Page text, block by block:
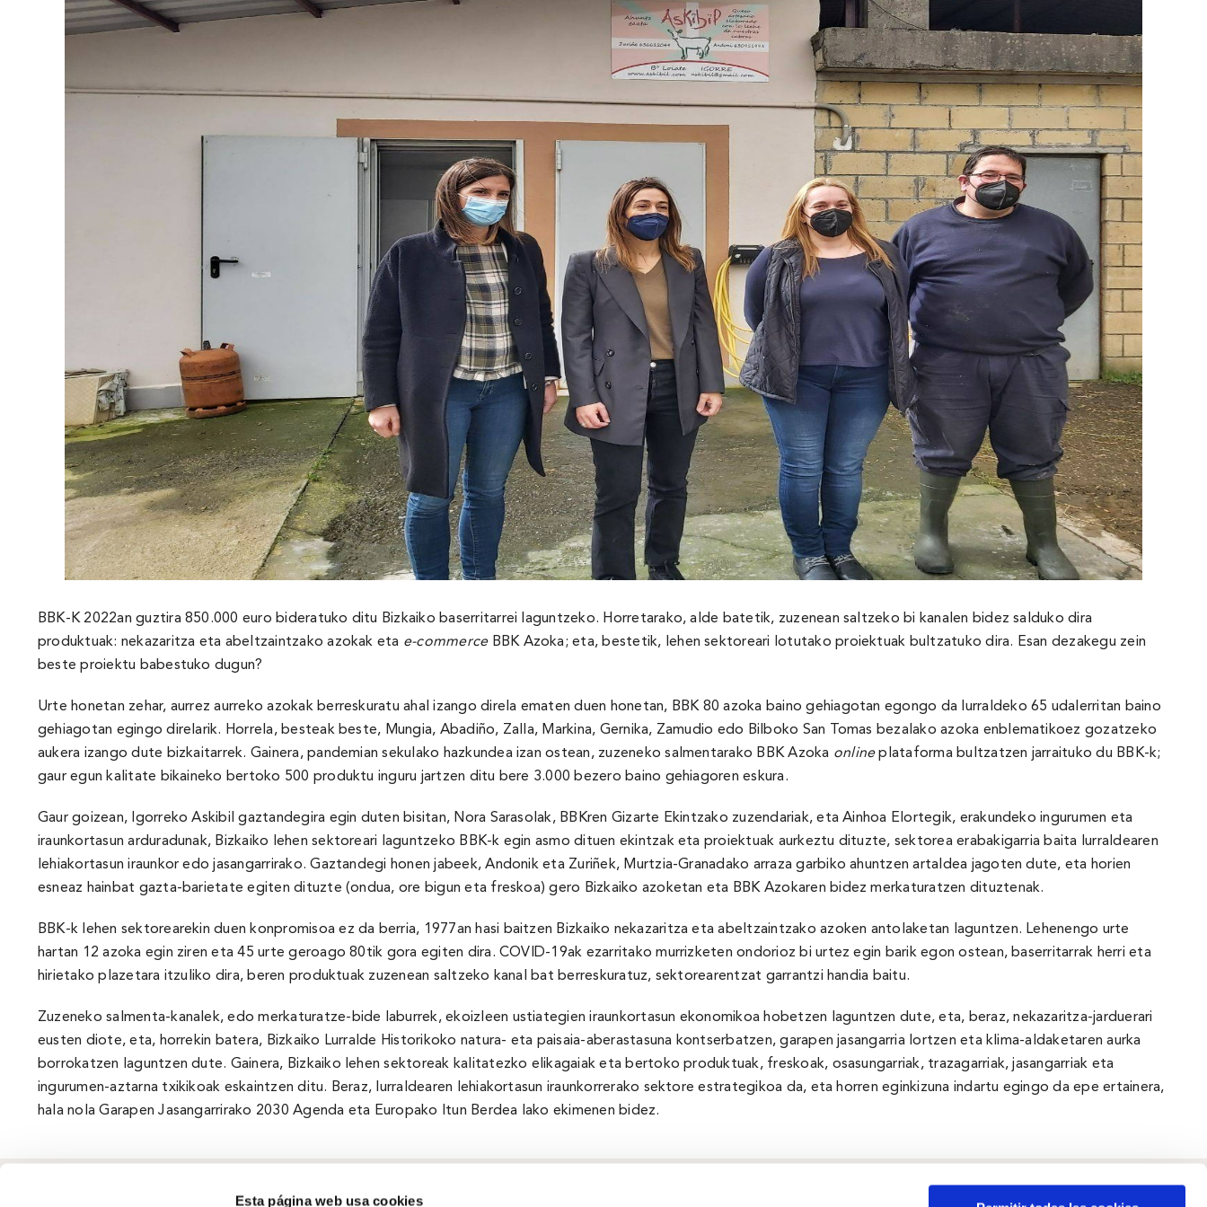
Esta página web usa cookies
BBK-K 2022an guztira 850.000 euro bideratuko ditu Bizkaiko baserritarrei laguntzeko. Horretarako, alde batetik, zuzenean saltzeko bi kanalen bidez salduko dira
produktuak: nekazaritza eta abeltzaintzako azokak eta e-commerce BBK Azoka; eta, bestetik, lehen sektoreari lotutako proiektuak bultzatuko dira. Esan dezakegu zein
beste proiektu babestuko dugun?
Urte honetan zehar, aurrez aurreko azokak berreskuratu ahal izango direla ematen duen honetan, BBK 80 azoka baino gehiagotan egongo da lurraldeko 65 udalerritan baino
gehiagotan egingo direlarik. Horrela, besteak beste, Mungia, Abadiño, Zalla, Markina, Gernika, Zamudio edo Bilboko San Tomas bezalako azoka enblematikoez gozatzeko
aukera izango dute bizkaitarrek. Gainera, pandemian sekulako hazkundea izan ostean, zuzeneko salmentarako BBK Azoka onlineplataforma bultzatzen jarraituko du BBK-k;
gaur egun kalitate bikaineko bertoko 500 produktu inguru jartzen ditu bere 3.000 bezero baino gehiagoren eskura.
Gaur goizean, Igorreko Askibil gaztandegira egin duten bisitan, Nora Sarasolak, BBKren Gizarte Ekintzako zuzendariak, eta Ainhoa Elortegik, erakundeko ingurumen eta
iraunkortasun arduradunak, Bizkaiko lehen sektoreari laguntzeko BBK-k egin asmo dituen ekintzak eta proiektuak aurkeztu dituzte, sektorea erabakigarria baita lurraldearen
lehiakortasun iraunkor edo jasangarrirako. Gaztandegi honen jabeek, Andonik eta Zuriñek, Murtzia-Granadako arraza garbiko ahuntzen artaldea jagoten dute, eta horien
esneaz hainbat gazta-barietate egiten dituzte (ondua, ore bigun eta freskoa) gero Bizkaiko azoketan eta BBK Azokaren bidez merkaturatzen dituztenak.
BBK-k lehen sektorearekin duen konpromisoa ez da berria, 1977an hasi baitzen Bizkaiko nekazaritza eta abeltzaintzako azoken antolaketan laguntzen. Lehenengo urte
hartan 12 azoka egin ziren eta 45 urte geroago 80tik gora egiten dira. COVID-19ak ezarritako murrizketen ondorioz bi urtez egin barik egon ostean, baserritarrak herri eta
hirietako plazetara itzuliko dira, beren produktuak zuzenean saltzeko kanal bat berreskuratuz, sektorearentzat garrantzi handia baitu.
Zuzeneko salmenta-kanalek, edo merkaturatze-bide laburrek, ekoizleen ustiategien iraunkortasun ekonomikoa hobetzen laguntzen dute, eta, beraz, nekazaritza-jarduerari
eusten diote, eta, horrekin batera, Bizkaiko Lurralde Historikoko natura- eta paisaia-aberastasuna kontserbatzen, garapen jasangarria lortzen eta klima-aldaketaren aurka
borrokatzen laguntzen dute. Gainera, Bizkaiko lehen sektoreak kalitatezko elikagaiak eta bertoko produktuak, freskoak, osasungarriak, trazagarriak, jasangarriak eta
ingurumen-aztarna txikikoak eskaintzen ditu. Beraz, lurraldearen lehiakortasun iraunkorrerako sektore estrategikoa da, eta horren eginkizuna indartu egingo da epe ertainera,
hala nola Garapen Jasangarrirako 2030 Agenda eta Europako Itun Berdea lako ekimenen bidez.